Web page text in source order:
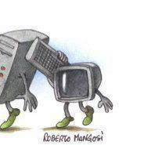
2013 possamos
F eli z 2013 a todos!!!